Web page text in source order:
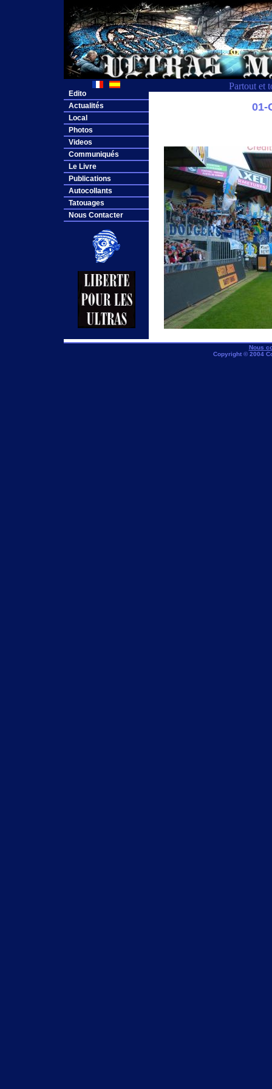
Partout et
Edito
Actualités
Local
Photos
Videos
Communiqués
Le Livre
Publications
Autocollants
Tatouages
Nous Contacter
01-
Nous
Copyright © 2004